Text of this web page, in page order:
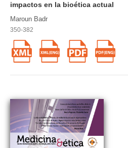
impactos en la bioética actual
Maroun Badr
350-382